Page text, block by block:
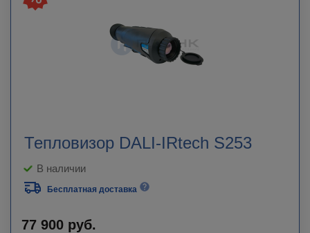
Тепловизор DALI-IRtech S253
В наличии
Бесплатная доставка
77 900 руб.